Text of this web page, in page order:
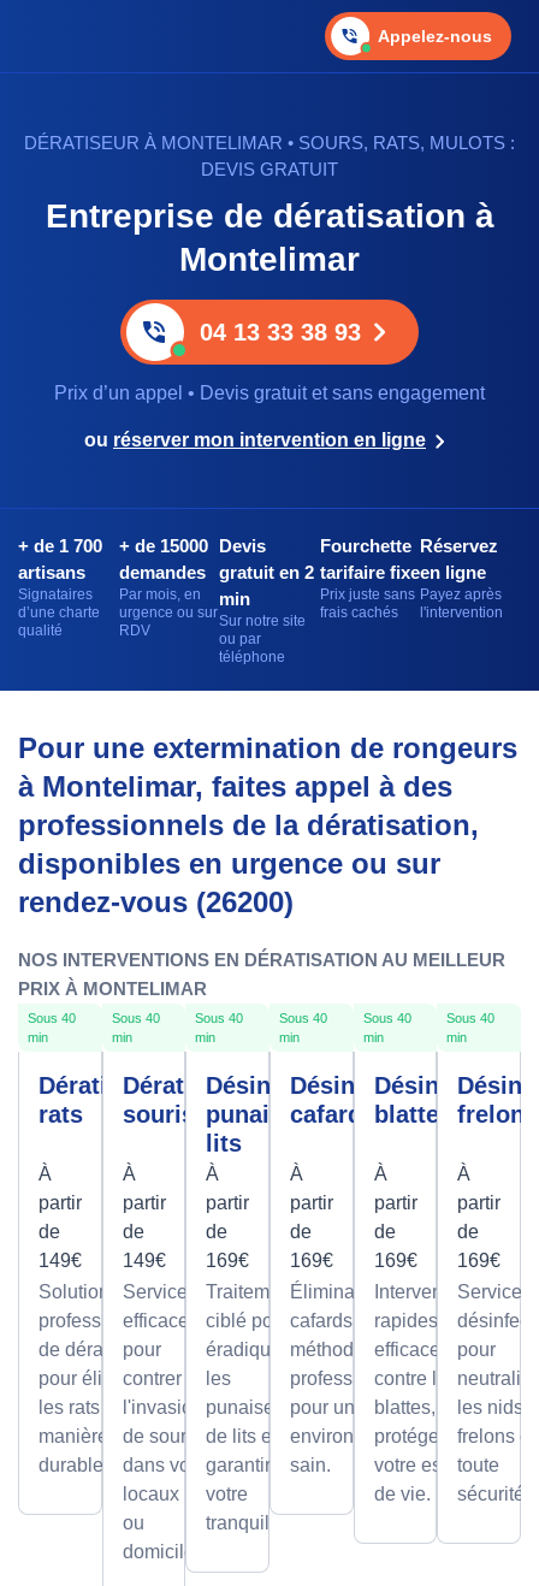
Appelez-nous
DÉRATISEUR À MONTELIMAR • SOURS, RATS, MULOTS :
DEVIS GRATUIT
Entreprise de dératisation à
Montelimar
04 13 33 38 93
Prix d’un appel • Devis gratuit et sans engagement
ou réserver mon intervention en ligne
+ de 1 700
artisans
Signataires
d’une charte
qualité
+ de 15000
demandes
Par mois, en
urgence ou sur
RDV
Devis
gratuit en 2
min
Sur notre site
ou par
téléphone
Fourchette
tarifaire fixe
Prix juste sans
frais cachés
Réservez
en ligne
Payez après
l'intervention
Pour une extermination de rongeurs
à Montelimar, faites appel à des
professionnels de la dératisation,
disponibles en urgence ou sur
rendez-vous (26200)
NOS INTERVENTIONS EN DÉRATISATION AU MEILLEUR
PRIX À MONTELIMAR
Sous 40
min
Dératisation
rats
À
partir
de
149€
Solutions
professionnelles
de dératisation
pour éliminer
les rats de
manière sûre et
durable.
Sous 40
min
Dératisation
souris
À
partir
de
149€
Services
efficaces
pour
contrer
l'invasion
de souris
dans vos
locaux
ou
domicile.
Sous 40
min
Désinfection
punaises de
lits
À
partir
de
169€
Traitement
ciblé pour
éradiquer
les
punaises
de lits et
garantir
votre
tranquillité.
Sous 40
min
Désinfection
cafards
À
partir
de
169€
Élimination des
cafards avec des
méthodes
professionnelles,
pour un
environnement
sain.
Sous 40
min
Désinfection
blattes
À
partir
de
169€
Interventions
rapides et
efficaces
contre les
blattes, pour
protéger
votre espace
de vie.
Sous 40
min
frelons
À
partir
de
169€
Services
pour
les nids
frelons
toute
sécurité.